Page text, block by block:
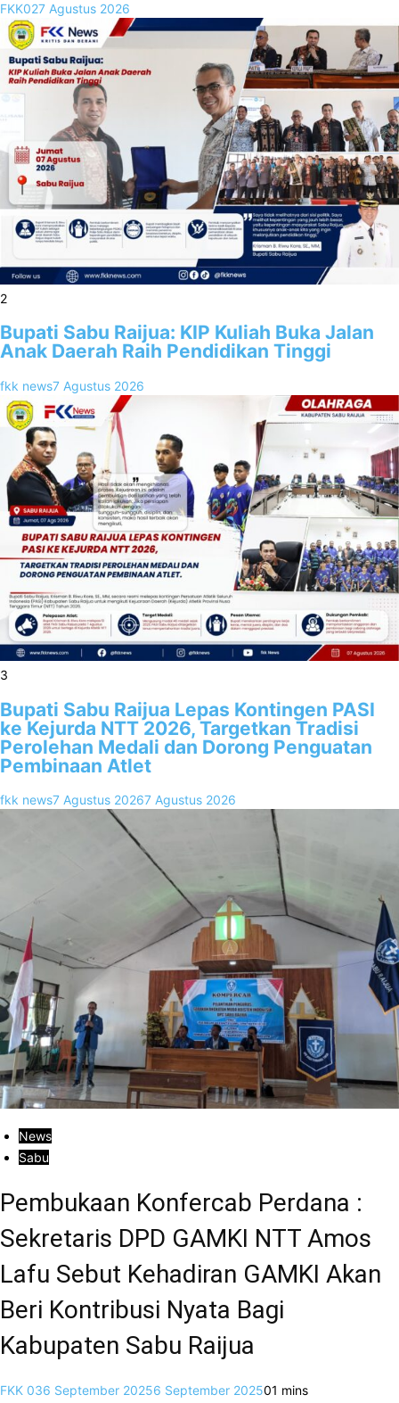
FKK027 Agustus 2026
2
Bupati Sabu Raijua: KIP Kuliah Buka Jalan
Anak Daerah Raih Pendidikan Tinggi
fkk news7 Agustus 2026
3
Bupati Sabu Raijua Lepas Kontingen PASI
ke Kejurda NTT 2026, Targetkan Tradisi
Perolehan Medali dan Dorong Penguatan
Pembinaan Atlet
fkk news7 Agustus 20267 Agustus 2026
News
Sabu
Pembukaan Konfercab Perdana :
Sekretaris DPD GAMKI NTT Amos
Lafu Sebut Kehadiran GAMKI Akan
Beri Kontribusi Nyata Bagi
Kabupaten Sabu Raijua
FKK 036 September 20256 September 202501 mins